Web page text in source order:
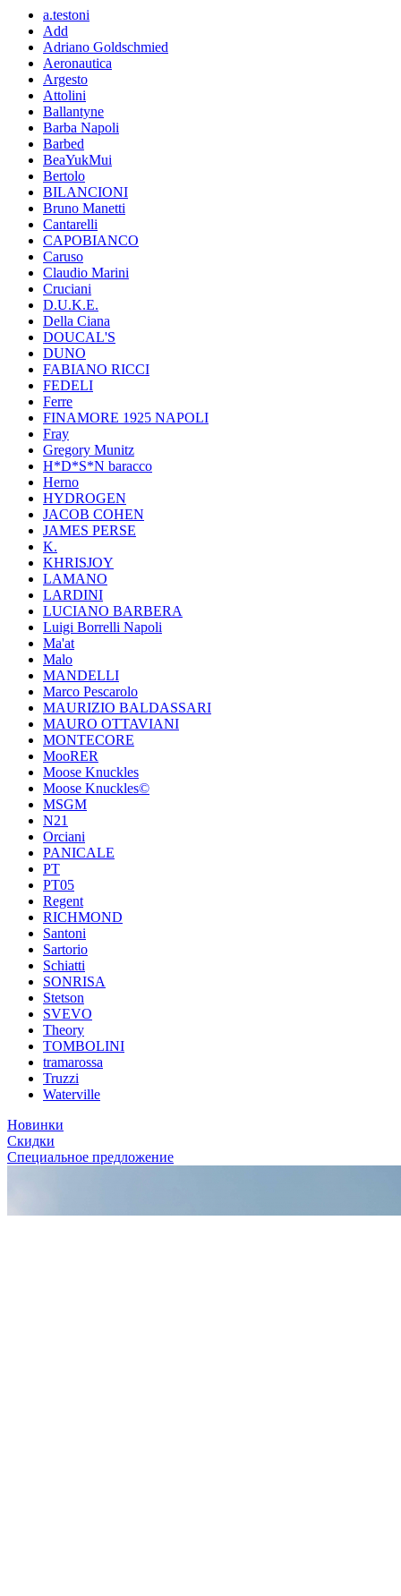
a.testoni
Add
Adriano Goldschmied
Aeronautica
Argesto
Attolini
Ballantyne
Barba Napoli
Barbed
BeaYukMui
Bertolo
BILANCIONI
Bruno Manetti
Cantarelli
CAPOBIANCO
Caruso
Claudio Marini
Cruciani
D.U.K.E.
Della Ciana
DOUCAL'S
DUNO
FABIANO RICCI
FEDELI
Ferre
FINAMORE 1925 NAPOLI
Fray
Gregory Munitz
H*D*S*N baracco
Herno
HYDROGEN
JACOB COHEN
JAMES PERSE
K.
KHRISJOY
LAMANO
LARDINI
LUCIANO BARBERA
Luigi Borrelli Napoli
Ma'at
Malo
MANDELLI
Marco Pescarolo
MAURIZIO BALDASSARI
MAURO OTTAVIANI
MONTECORE
MooRER
Moose Knuckles
Moose Knuckles©️
MSGM
N21
Orciani
PANICALE
PT
PT05
Regent
RICHMOND
Santoni
Sartorio
Schiatti
SONRISA
Stetson
SVEVO
Theory
TOMBOLINI
tramarossa
Truzzi
Waterville
Новинки
Скидки
Специальное предложение